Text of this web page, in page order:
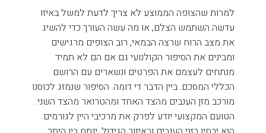
למרות שהצופה הממוצע לא צריך לדעת למשל באיזו
עדשה השתמש הצלם, או מה עשה העורך כדי להשיג
את מצב הרוח שרצה הבמאי, רוב הצופים מרגישים
ומבינים את הסיפור הקולנועי גם אם הם לא תמיד
מנתחים לעצמם את הפרטים ונשארים עם הרושם
הכללי המסכם. ביין הדבר די דומה. הסיפור שנמזג לכוסנו
מורכב מזן הענבים מהצד האחד ומהטרואר מהצד השני.
הטועם המקצועי יודע לפרק את מרכיבי היין לגורמים.